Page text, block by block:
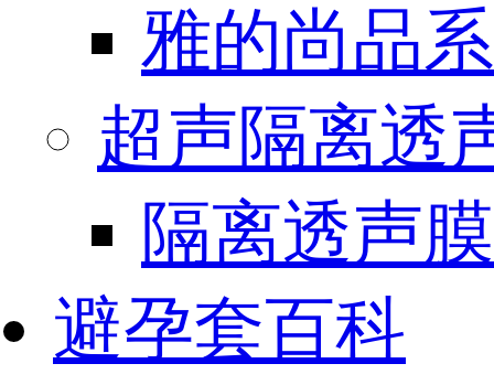
雅的尚品
超声隔离透
隔离透声
避孕套百科